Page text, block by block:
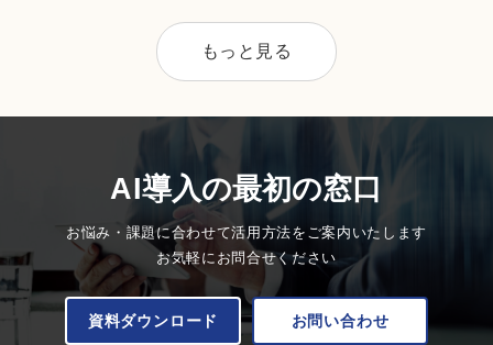
もっと見る
AI導入の最初の窓口
お悩み・課題に合わせて活用方法をご案内いたします
お気軽にお問合せください
資料ダウンロード お問い合わせ